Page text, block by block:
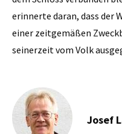
erinnerte daran, dass der
einer zeitgemäßen
seinerzeit vom Volk
Josef